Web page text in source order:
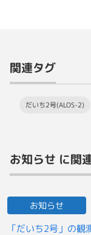
関連タグ
だいち2号(ALOS-2)
お知らせ に関
お知らせ
「だいち2号」の